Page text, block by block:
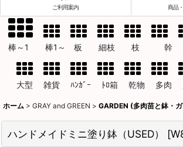
ご利用案内 商品
棒～1 棒1～ 板 細枝 枝 幹
大型 雑貨 ﾊﾝｶﾞｰ ﾄﾛ箱 乾物 多肉
ホーム > GRAY and GREEN > GARDEN (多肉苗と鉢・
ハンドメイドミニ塗り鉢（USED） [